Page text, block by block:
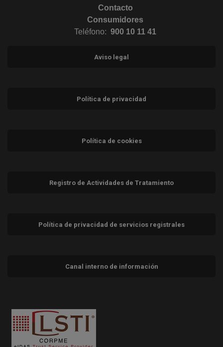
Contacto
Consumidores
Teléfono: 900 10 11 41
Aviso legal
Política de privacidad
Política de cookies
Registro de Actividades de Tratamiento
Política de privacidad de servicios registrales
Canal interno de información